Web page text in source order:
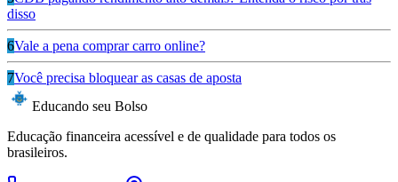
disso
6Vale a pena comprar carro online?
7Você precisa bloquear as casas de aposta
Educando seu Bolso
Educação financeira acessível e de qualidade para todos os
brasileiros.